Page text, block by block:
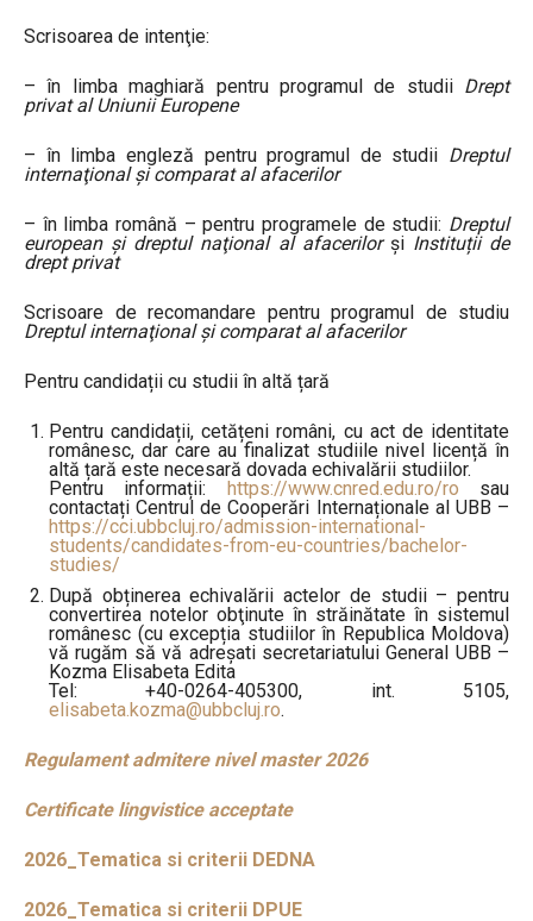
Scrisoarea de intenţie:
– în limba maghiară pentru programul de studii Drept
privat al Uniunii Europene
– în limba engleză pentru programul de studii Dreptul
internaţional şi comparat al afacerilor
– în limba română – pentru programele de studii: Dreptul
european şi dreptul naţional al afacerilorși Instituții de
drept privat
Scrisoare de recomandare pentru programul de studiu
Dreptul internaţional şi comparat al afacerilor
Pentru candidații cu studii în altă țară
Pentru candidații, cetățeni români, cu act de identitate
românesc, dar care au finalizat studiile nivel licență în
altă țară este necesară dovada echivalării studiilor.
Pentru informații:
https://www.cnred.edu.ro/ro sau
contactați Centrul de Cooperări Internaționale al UBB –
https://cci.ubbcluj.ro/admission-international-
students/candidates-from-eu-countries/bachelor-
studies/
După obținerea echivalării actelor de studii – pentru
convertirea notelor obţinute în străinătate în sistemul
românesc (cu excepția studiilor în Republica Moldova)
vă rugăm să vă adreșati secretariatului General UBB –
Kozma Elisabeta Edita
Tel:+40-0264-405300, int. 5105,
elisabeta.kozma@ubbcluj.ro.
Regulament admitere nivel master 2026
Certificate lingvistice acceptate
2026_Tematica si criterii DEDNA
2026_Tematica si criterii DPUE